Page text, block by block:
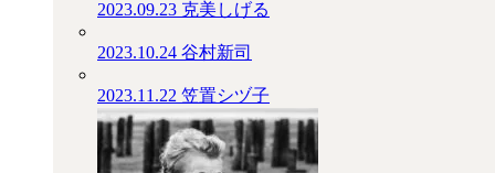
2023.09.23 克美しげる
2023.10.24 谷村新司
2023.11.22 笠置シヅ子